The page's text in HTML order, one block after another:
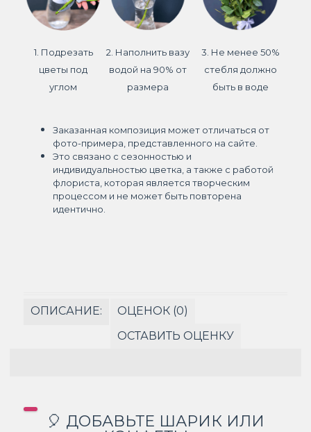
1. Подрезать
цветы под
углом
2. Наполнить вазу
водой на 90% от
размера
3. Не менее 50%
стебля должно
быть в воде
Заказанная композиция может отличаться от
фото-примера, представленного на сайте.
Это связано с сезонностью и
индивидуальностью цветка, а также с работой
флориста, которая является творческим
процессом и не может быть повторена
идентично.
ОПИСАНИЕ:
ОЦЕНОК (0)
ОСТАВИТЬ ОЦЕНКУ
🎈 ДОБАВЬТЕ ШАРИК ИЛИ